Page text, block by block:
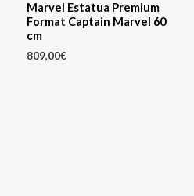
Marvel Estatua Premium
Format Captain Marvel 60
cm
809,00€